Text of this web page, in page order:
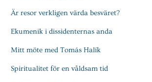
Är resor verkligen värda besväret?
Ekumenik i dissidenternas anda
Mitt möte med Tomás Halík
Spiritualitet för en våldsam tid